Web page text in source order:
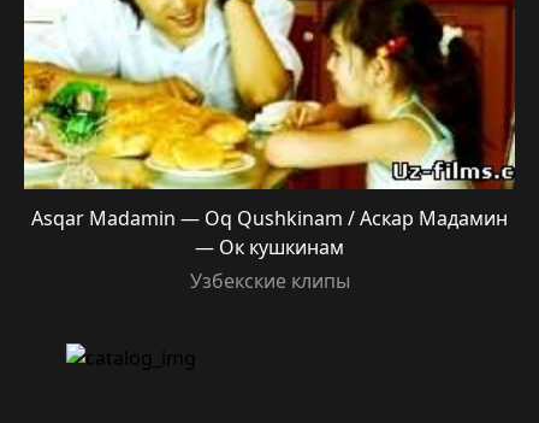
Asqar Madamin — Oq Qushkinam / Аскар Мадамин
— Ок кушкинам
Узбекские клипы